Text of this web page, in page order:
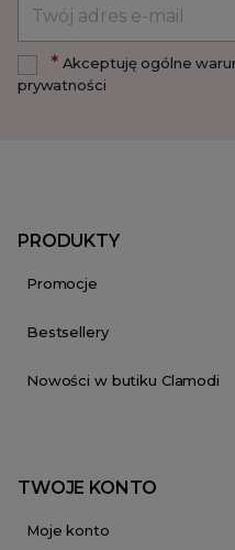
*Akceptuję ogólne
prywatności
PRODUKTY
Promocje
Bestsellery
Nowości w butiku Clamodi
TWOJE KONTO
Moje konto